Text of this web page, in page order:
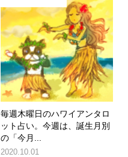
毎週木曜日のハワイアンタロ
ット占い。今週は、誕生月別
の「今月...
2020.10.01